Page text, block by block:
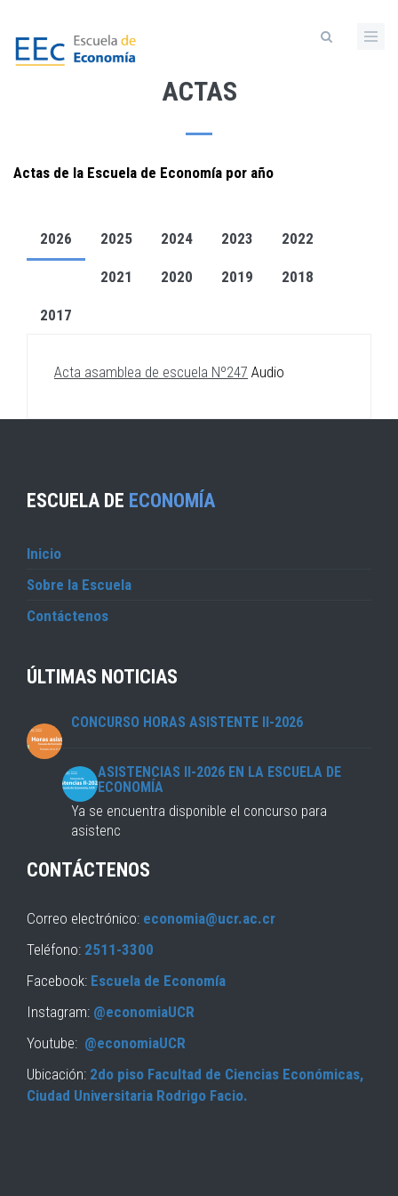
contenido
ACTAS
Actas de la Escuela de Economía por año
2026 2025 2024 2023 2022
2021 2020 2019 2018
2017
Acta asamblea de escuela Nº247 Audio
ESCUELA DE ECONOMÍA
Inicio
Sobre la Escuela
Contáctenos
ÚLTIMAS NOTICIAS
CONCURSO HORAS ASISTENTE II-2026
ASISTENCIAS II-2026 EN LA ESCUELA DE
ECONOMÍA
Ya se encuentra disponible el concurso para
asistenc
CONTÁCTENOS
Correo electrónico: economia@ucr.ac.cr
Teléfono: 2511-3300
Facebook: Escuela de Economía
Instagram: @economiaUCR
Youtube: @economiaUCR
Ubicación: 2do piso Facultad de Ciencias Económicas,
Ciudad Universitaria Rodrigo Facio.